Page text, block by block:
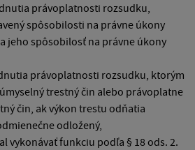
právoplatnosti rozsudku,
spôsobilosti na právne úkony
jeho spôsobilosť na právne úkony
právoplatnosti rozsudku, ktorým
trestný čin alebo právoplatne
čin, ak výkon trestu odňatia
odložený,
vykonávať funkciu podľa § 18 ods. 2.